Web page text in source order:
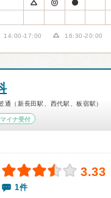
14:00-17:00 16:30-20:00
通（新長田駅、西代駅、板宿駅）
マイナ受付
3.33
1件